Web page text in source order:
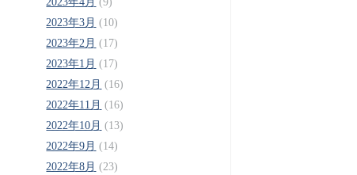
2023年3月 (10)
2023年2月 (17)
2023年1月 (17)
2022年12月 (16)
2022年11月 (16)
2022年10月 (13)
2022年9月 (14)
2022年8月 (23)